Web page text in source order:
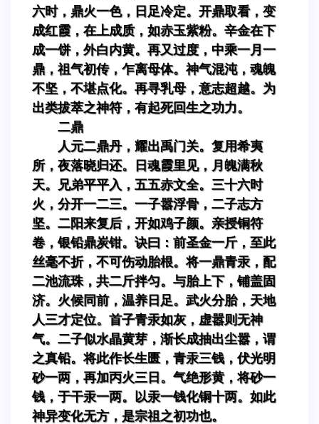
六时，鼎火一色，日足冷定。开鼎取看，变
成红霞，在上成质，如赤玉紫粉。辛金在下
成一饼，外白内黄。再又过度，中乘一月一
鼎，祖气初传，乍离母体。神气混沌，魂魄
不坚，不堪点化。再寻乳母，意志超越。为
出类拔萃之神符，有起死回生之功力。
二鼎
人元二鼎丹，耀出禹门关。复用希夷
所，夜落晓归还。日魂霞里见，月魄满秋
天。兄弟平平入，五五赤文全。三十六时
火，分开一二三。一子嚣浮骨，二子志方
坚。二阳来复后，开如鸡子颜。亲授铜符
卷，银铅鼎炭钳。诀曰：前圣金一斤，至此
丝毫不折，不可伤动胎根。将一鼎青汞，配
二池流珠，共二斤拌匀。与胎上下，铺盖固
济。火候同前，温养日足。武火分胎，天地
人三才定位。首子青汞如灰，虚嚣则无神
气。二子似水晶黄芽，渐长成抽出尘嚣，谓
之真铅。将此作长生匮，青汞三钱，伏光明
砂一两，再加丙火三日。气绝形黄，将砂一
钱，于干汞一两。以汞一钱化铜十两。如此
神异变化无方，是宗祖之初功也。